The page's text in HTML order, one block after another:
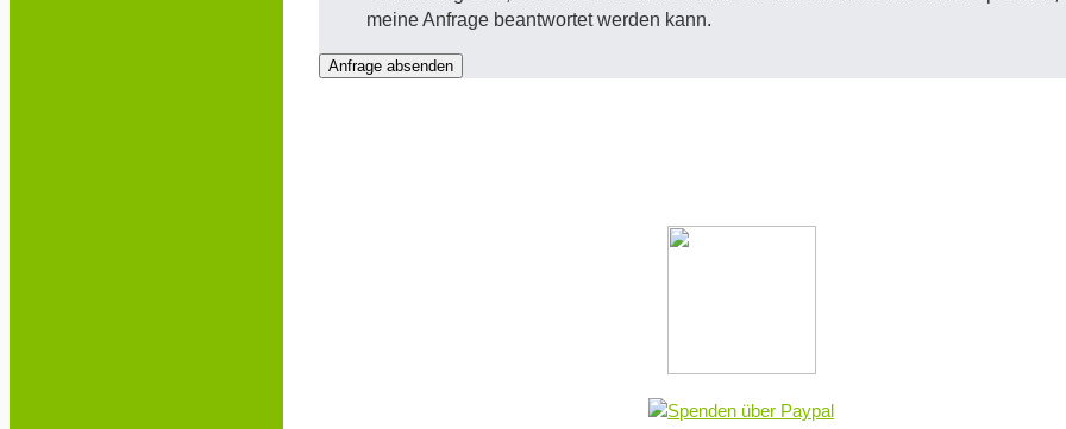
meine Anfrage beantwortet werden kann.
Anfrage absenden